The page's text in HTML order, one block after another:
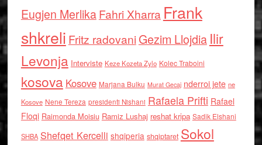
Eugjen MerlikaFahri Xharra Frank
shkreli Fritz radovaniGezim Llojdia Ilir
Levonja Interviste Keze Kozeta Zylo Kolec Traboini
kosova Kosove Marjana Bulku Murat Gecaj nderroi jete ne
Kosove Nene Tereza presidenti Nishani Rafaela Prifti Rafael
Floqi Raimonda Moisiu Ramiz Lushaj reshat kripa Sadik Elshani
SHBA Shefqet Kercelli shqiperia shqiptaret Sokol